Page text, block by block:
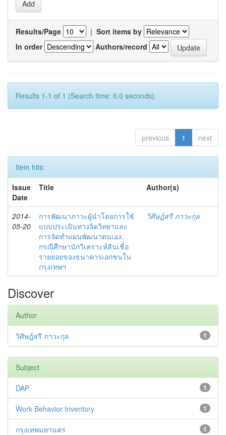
Results/Page | Sort items by
In order
Authors/record
Results 1-1 of 1 (Search time: 0.0 seconds).
previous 1 next
Item hits:
Issue
Date
Title Author(s)
2014-
05-20
การพัฒนาภาวะผู้นำโดยการใช้
แบบประเมินทางจิตวิทยาและ
การจัดทำแผนพัฒนาตนเอง:
กรณีศึกษานักวิเคราะห์สินเชื่อ
รายย่อยของธนาคารเอกชนใน
กรุงเทพฯ
วิศิษฎ์สรี ภาวะกุล
Discover
Author
1
วิศิษฎ์สรี ภาวะกุล
Subject
1
DAP
1
Work Behavior Inventory
1
กรุงเทพมหานคร